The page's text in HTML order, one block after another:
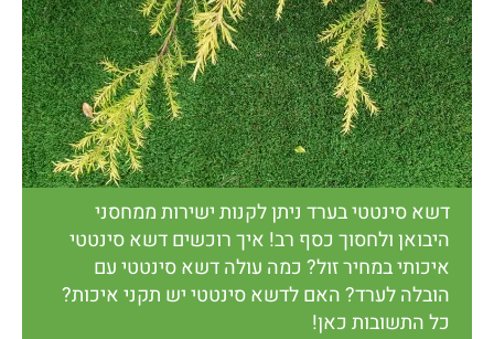
דשא סינטטי בערד ניתן לקנות ישירות ממחסני
היבואן ולחסוך כסף רב! איך רוכשים דשא סינטטי
איכותי במחיר זול? כמה עולה דשא סינטטי עם
הובלה לערד? האם לדשא סינטטי יש תקני איכות?
כל התשובות כאן!